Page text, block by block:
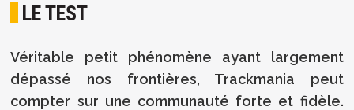
LE TEST
Véritable petit phénomène ayant largement
dépassé nos frontières, Trackmania peut
compter sur une communauté forte et fidèle.